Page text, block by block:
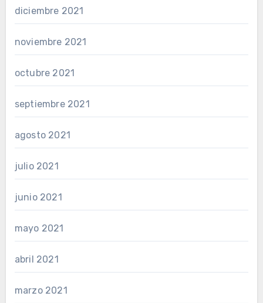
diciembre 2021
noviembre 2021
octubre 2021
septiembre 2021
agosto 2021
julio 2021
junio 2021
mayo 2021
abril 2021
marzo 2021